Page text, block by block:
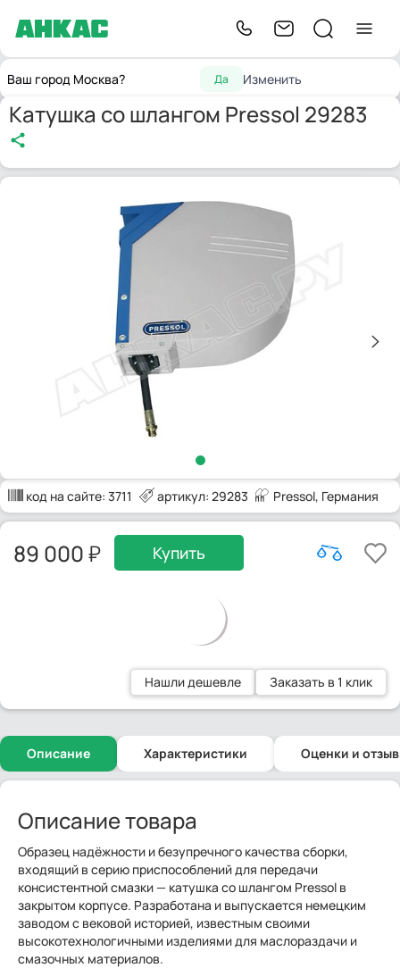
Ваш город Москва? Да Изменить
Главнаяавтосервиса
КатушкиPressol 29283
Катушка со шлангом Pressol 29283
код на сайте: 3711 артикул: 29283 Pressol, Германия
89 000 Купить
Нашли дешевле Заказать в 1 клик
Описание Характеристики Оценки и
Описание товара
Образец надёжности и безупречного качества сборки,
входящий в серию приспособлений для передачи
консистентной смазки — катушка со шлангом Pressol в
закрытом корпусе. Разработана и выпускается немецким
заводом с вековой историей, известным своими
высокотехнологичными изделиями для маслораздачи и
смазочных материалов.